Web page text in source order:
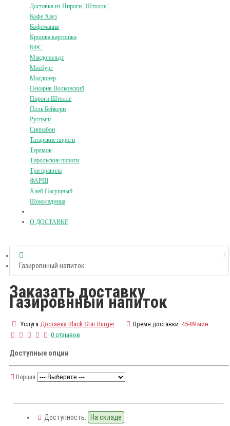
Доставка из Пироги "Штолле"
Кофе Хауз
Кофемания
Крошка картошка
КФС
Макдональдс
Мосбург
Мосдонер
Пекарня Волконский
Пироги Штолле
Поль Бейкери
Руспыш
Синнабон
Татарские пироги
Теремок
Тирольские пироги
Три правила
ФАРШ
Хлеб Насущный
Шоколадница
О ДОСТАВКЕ
Газировнный напиток
Заказать доставку
Газировнный напиток
Услуга Доставка Black Star Burger Время доставки: 45-89 мин.
0 отзывов
Доступные опции
Порция
Доступность: На складе